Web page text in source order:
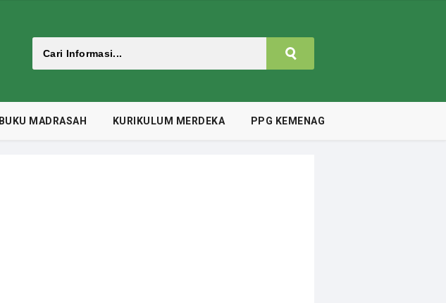
BUKU MADRASAH KURIKULUM MERDEKA PPG KEMENAG